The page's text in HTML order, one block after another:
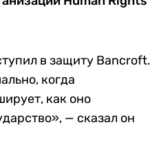
в защиту Banсroft.
когда
как оно
— сказал он